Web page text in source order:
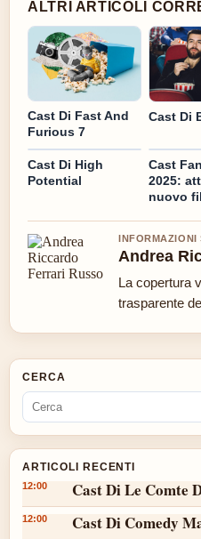
ALTRI ARTICOLI
Cast Di Fast And
Furious 7
Cast Di
Cast Di High
Potential
Cast
2025:
nuovo
INFORMAZIONI
Andrea
La copertura
trasparente
CERCA
ARTICOLI RECENTI
12:00 Cast Di Le Comte
12:00 Cast Di Comedy